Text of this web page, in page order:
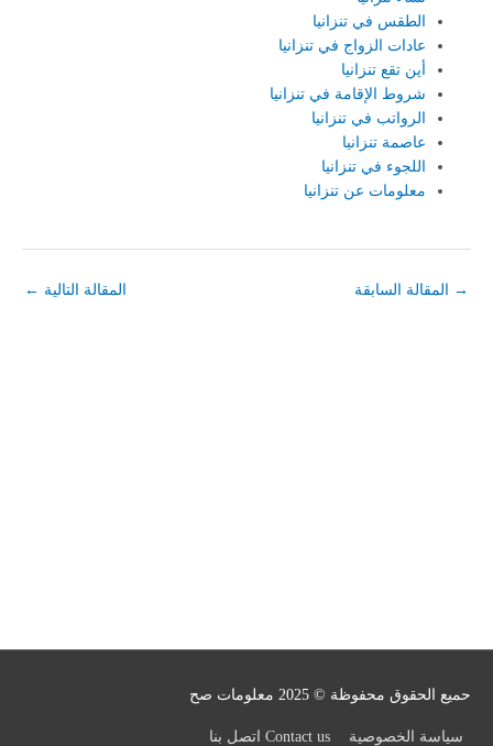
الطقس في تنزانيا
عادات الزواج في تنزانيا
أين تقع تنزانيا
شروط الإقامة في تنزانيا
الرواتب في تنزانيا
عاصمة تنزانيا
اللجوء في تنزانيا
معلومات عن تنزانيا
→ المقالة السابقة المقالة التالية ←
حميع الحقوق محفوظة © 2025 معلومات صح
سياسة الخصوصية Contact us اتصل بنا